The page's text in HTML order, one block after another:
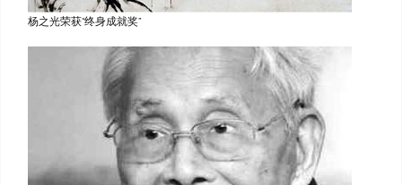
杨之光荣获“终身成就奖”